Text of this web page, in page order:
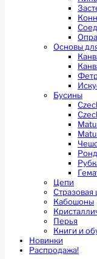
Основы
Бусины
Цепи
Стразовая
Кабошоны
Перья
Книги и
Новинки
Распродажа!